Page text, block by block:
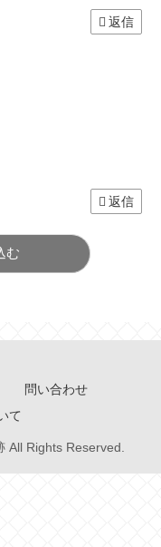
返信
返信
む
問い合わせ
て
All Rights Reserved.